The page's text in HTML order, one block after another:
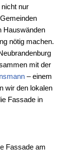
nur
Hauswänden
nötig machen.
mit der
– einem
wir den lokalen
Fassade in